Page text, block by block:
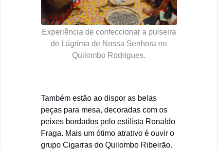
Experiência de confeccionar a pulseira
de Lágrima de Nossa Senhora no
Quilombo Rodrigues.
Também estão ao dispor as belas
peças para mesa, decoradas com os
peixes bordados pelo estilista Ronaldo
Fraga. Mais um ótimo atrativo é ouvir o
grupo Cigarras do Quilombo Ribeirão.